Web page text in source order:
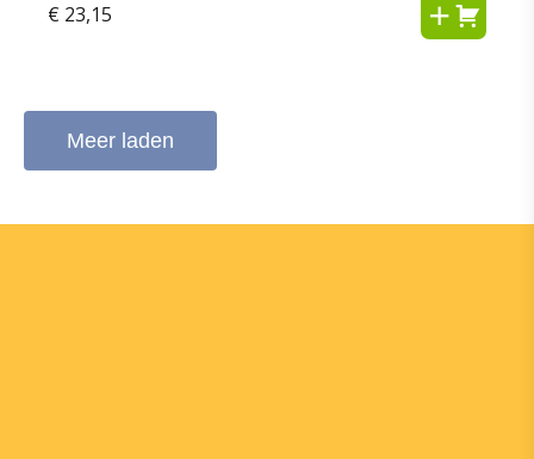
€ 23,15
Meer laden